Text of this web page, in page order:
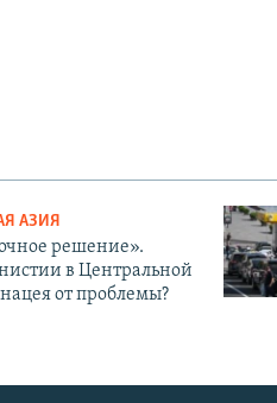
АЗИЯ
решение».
в Центральной
от проблемы?